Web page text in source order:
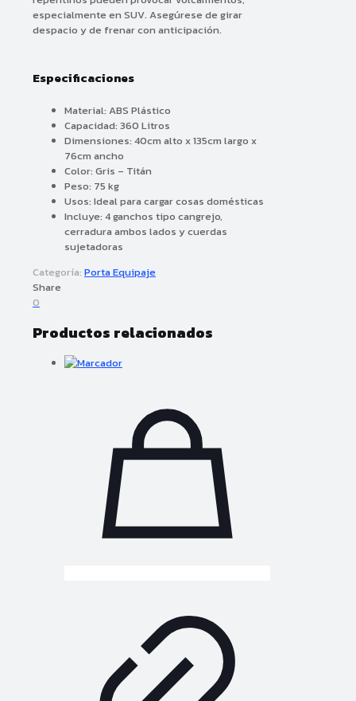
especialmente en SUV. Asegúrese de girar
despacio y de frenar con anticipación.
Especificaciones
Material: ABS Plástico
Capacidad: 360 Litros
Dimensiones: 40cm alto x 135cm largo x
76cm ancho
Color: Gris – Titán
Peso: 75 kg
Usos: Ideal para cargar cosas domésticas
Incluye: 4 ganchos tipo cangrejo,
cerradura ambos lados y cuerdas
sujetadoras
Categoría: Porta Equipaje
Share
0
Productos relacionados